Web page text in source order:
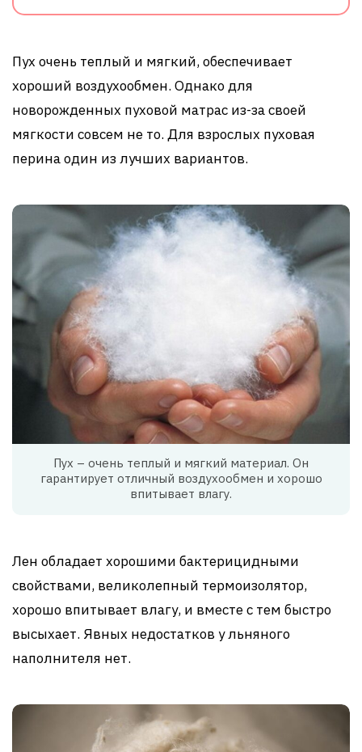
Пух очень теплый и мягкий, обеспечивает
хороший воздухообмен. Однако для
новорожденных пуховой матрас из-за своей
мягкости совсем не то. Для взрослых пуховая
перина один из лучших вариантов.
Пух – очень теплый и мягкий материал. Он
гарантирует отличный воздухообмен и хорошо
впитывает влагу.
Лен обладает хорошими бактерицидными
свойствами, великолепный термоизолятор,
хорошо впитывает влагу, и вместе с тем быстро
высыхает. Явных недостатков у льняного
наполнителя нет.